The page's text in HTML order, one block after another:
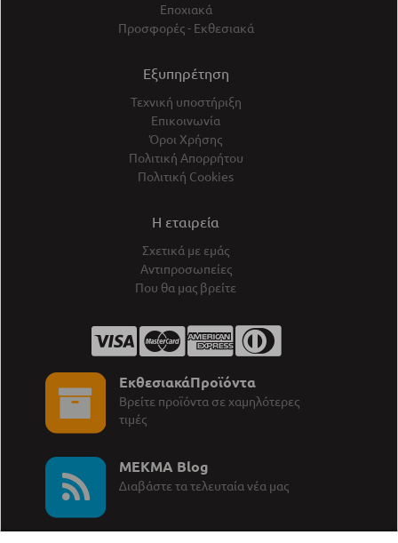
Εποχιακά
Προσφορές - Εκθεσιακά
Εξυπηρέτηση
Τεχνική υποστήριξη
Επικοινωνία
Όροι Χρήσης
Πολιτική Απορρήτου
Πολιτική Cookies
Η εταιρεία
Σχετικά με εμάς
Αντιπροσωπείες
Που θα μας βρείτε
ΕκθεσιακάΠροϊόντα
Βρείτε προϊόντα σε χαμηλότερες
τιμές
MEKMA Blog
∆ιαβάστε τα τελευταία νέα μας